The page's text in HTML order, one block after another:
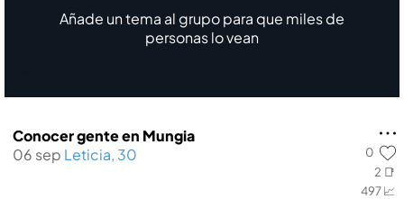
Añade un tema al grupo para que miles de
personas lo vean
0
2 📑
497 📈
Conocer gente en Mungia
06 sep Leticia, 30